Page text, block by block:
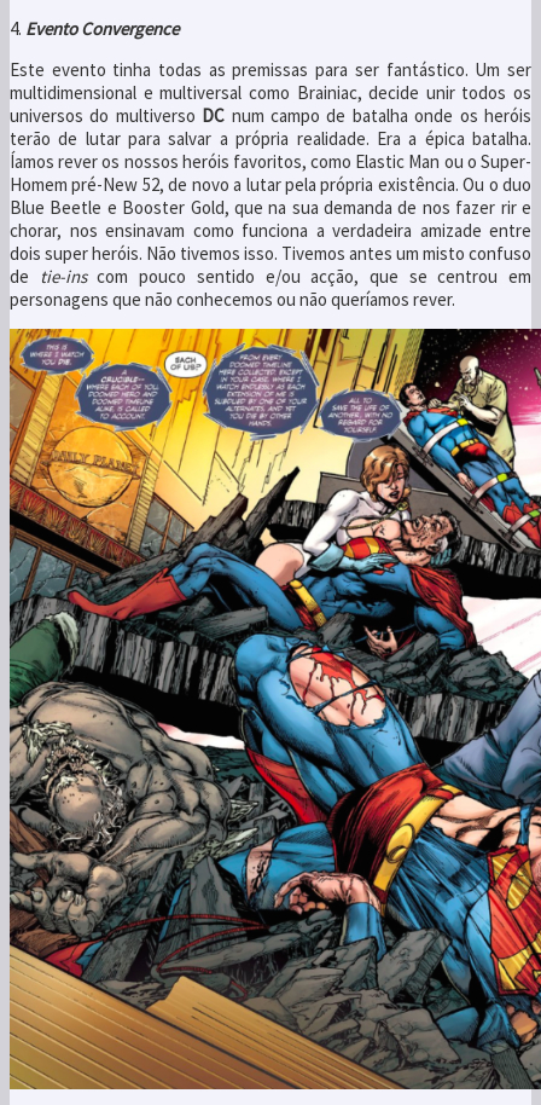
4. Evento Convergence
Este evento tinha todas as premissas para ser fantástico. Um ser
multidimensional e multiversal como Brainiac, decide unir todos os
universos do multiverso DC num campo de batalha onde os heróis
terão de lutar para salvar a própria realidade. Era a épica batalha.
Íamos rever os nossos heróis favoritos, como Elastic Man ou o Super-
Homem pré-New 52, de novo a lutar pela própria existência. Ou o duo
Blue Beetle e Booster Gold, que na sua demanda de nos fazer rir e
chorar, nos ensinavam como funciona a verdadeira amizade entre
dois super heróis. Não tivemos isso. Tivemos antes um misto confuso
de
tie-inscom pouco sentido e/ou acção, que se centrou em
personagens que não conhecemos ou não queríamos rever.